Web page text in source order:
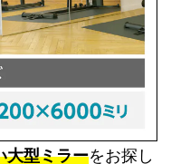
大型ミラーをお探し